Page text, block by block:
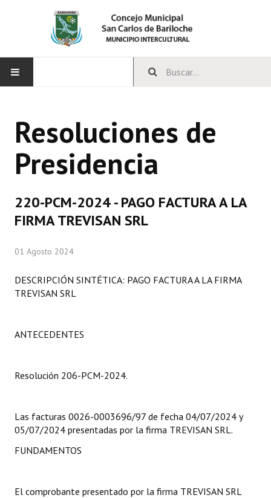
CONCEJO
Bloques Políticos
Comisiones Permanentes
Concejales Mandato Cumplido
Programas
Constitución Nacional
Reglamento Interno
Digesto
DOCUMENTOS
Resoluciones de
Presidencia
220-PCM-2024 - PAGO FACTURA A LA
FIRMA TREVISAN SRL
01 Agosto 2024
DESCRIPCIÓN SINTÉTICA: PAGO FACTURA A LA FIRMA
TREVISAN SRL
ANTECEDENTES
Resolución 206-PCM-2024.
Las facturas 0026-0003696/97 de fecha 04/07/2024 y
05/07/2024 presentadas por la firma TREVISAN SRL.
FUNDAMENTOS
El comprobante presentado por la firma TREVISAN SRL